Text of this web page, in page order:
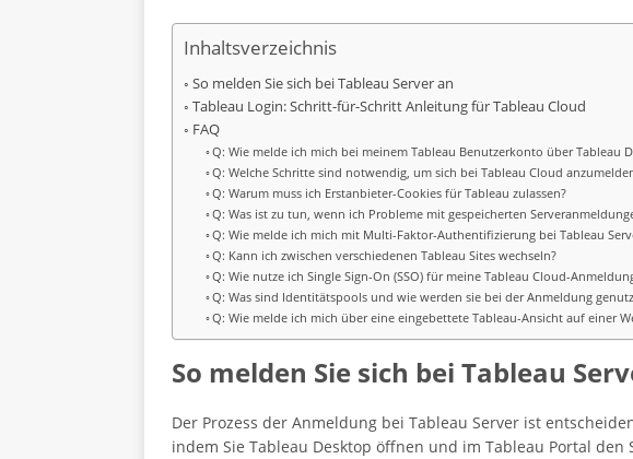
Inhaltsverzeichnis
So melden Sie sich bei Tableau Server an
Tableau Login: Schritt-für-Schritt Anleitung für Tableau Cloud
FAQ
Q: Wie melde ich mich bei meinem Tableau Benutzerkonto über Tableau
Q: Welche Schritte sind notwendig, um sich bei Tableau Cloud
Q: Warum muss ich Erstanbieter-Cookies für Tableau zulassen?
Q: Was ist zu tun, wenn ich Probleme mit gespeicherten
Q: Wie melde ich mich mit Multi-Faktor-Authentifizierung bei Tableau
Q: Kann ich zwischen verschiedenen Tableau Sites wechseln?
Q: Wie nutze ich Single Sign-On (SSO) für meine Tableau Cloud-
Q: Was sind Identitätspools und wie werden sie bei der Anmeldung
Q: Wie melde ich mich über eine eingebettete Tableau-Ansicht auf einer
So melden Sie sich bei Tableau
Der Prozess der Anmeldung bei Tableau Server ist
indem Sie Tableau Desktop öffnen und im Tableau Portal